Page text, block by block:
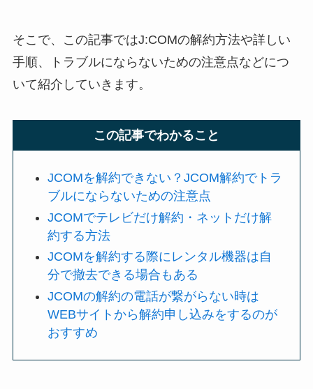
そこで、この記事ではJ:COMの解約方法や詳しい
手順、トラブルにならないための注意点などにつ
いて紹介していきます。
この記事でわかること
JCOMを解約できない？JCOM解約でトラ
ブルにならないための注意点
JCOMでテレビだけ解約・ネットだけ解
約する方法
JCOMを解約する際にレンタル機器は自
分で撤去できる場合もある
JCOMの解約の電話が繋がらない時は
WEBサイトから解約申し込みをするのが
おすすめ